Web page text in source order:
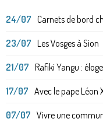
24/07 Carnets de bord
23/07 Les Vosges à Sion
21/07 Rafiki Yangu :
17/07 Avec le pape Léon
07/07 Vivre une